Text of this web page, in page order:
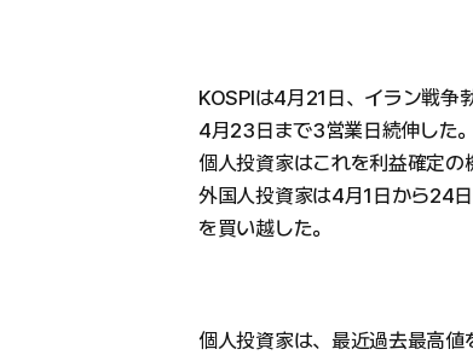
KOSPIは4月21日、イラン戦争
4月23日まで3営業日続伸した
個人投資家はこれを利益確定の
外国人投資家は4月1日から24
を買い越した。
個人投資家は、最近過去最高